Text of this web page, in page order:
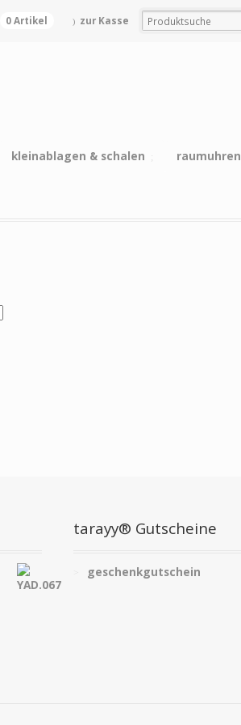
0 Artikel zur Kasse
kleinablagen & schalen raumuhren
tarayy® Gutscheine
geschenkgutschein